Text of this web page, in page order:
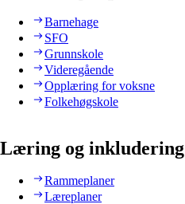
Barnehage
SFO
Grunnskole
Videregående
Opplæring for voksne
Folkehøgskole
Læring og inkludering
Rammeplaner
Læreplaner